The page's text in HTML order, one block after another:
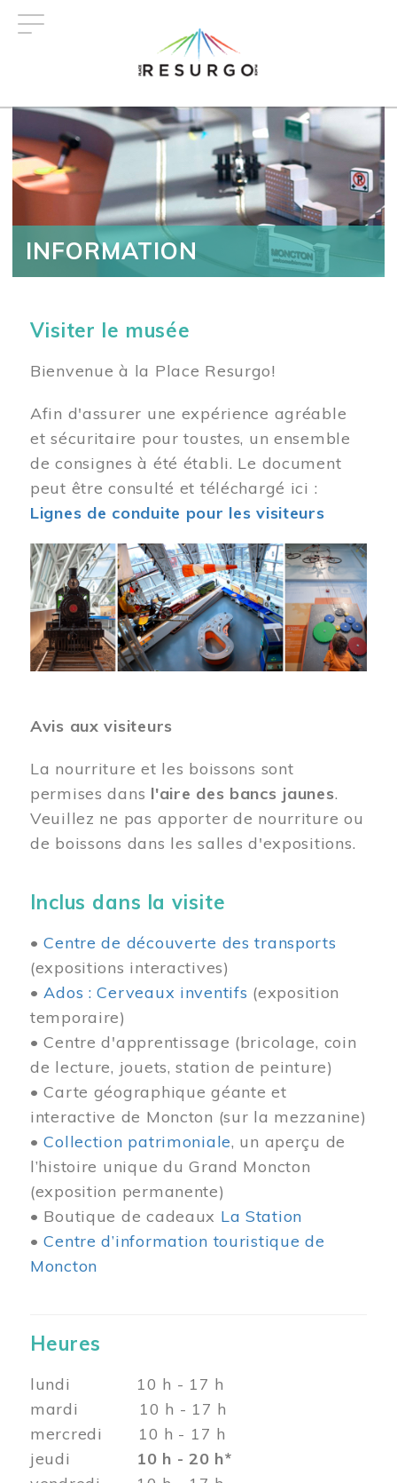
INFORMATION
Visiter le musée
Bienvenue à la Place Resurgo!
Afin d'assurer une expérience agréable
et sécuritaire pour toustes, un ensemble
de consignes à été établi. Le document
peut être consulté et téléchargé ici :
Lignes de conduite pour les visiteurs
Image
Avis aux visiteurs
La nourriture et les boissons sont
permises dans l'aire des bancs jaunes.
Veuillez ne pas apporter de nourriture ou
de boissons dans les salles d'expositions.
Inclus dans la visite
•Centre de découverte des transports
(expositions interactives)
•Ados : Cerveaux inventifs (exposition
temporaire)
• Centre d'apprentissage (bricolage, coin
de lecture, jouets, station de peinture)
• Carte géographique géante et
interactive de Moncton (sur la mezzanine)
•Collection patrimoniale, un aperçu de
l’histoire unique du Grand Moncton
(exposition permanente)
• Boutique de cadeaux La Station
•Centre d’information touristique de
Moncton
Heures
lundi 10 h - 17 h
mardi 10 h - 17 h
mercredi 10 h - 17 h
jeudi 10 h - 20 h*